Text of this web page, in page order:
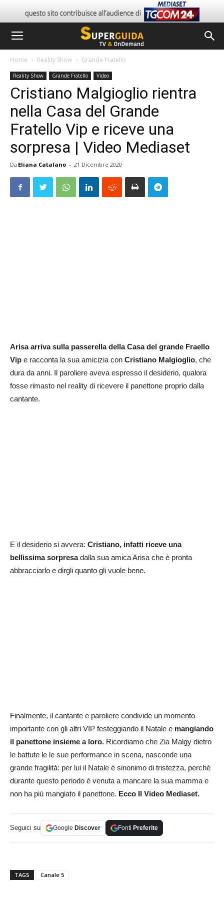
Home Reality Show Grande Fratello
Reality Show Grande Fratello Video
Cristiano Malgioglio rientra
nella Casa del Grande
Fratello Vip e riceve una
sorpresa | Video Mediaset
Da Eliana Catalano - 21 Dicembre 2020
Arisa arriva sulla passerella della Casa del grande Fraello
Vip e racconta la sua amicizia con Cristiano Malgioglio, che
dura da anni. Il paroliere aveva espresso il desiderio, qualora
fosse rimasto nel reality di ricevere il panettone proprio dalla
cantante.
E il desiderio si avvera: Cristiano, infatti riceve una
bellissima sorpresadalla sua amica Arisa che è pronta
abbracciarlo e dirgli quanto gli vuole bene.
Finalmente, il cantante e paroliere condivide un momento
importante con gli altri VIP festeggiando il Natale e mangiando
il panettone insieme a loro. Ricordiamo che Zia Malgy dietro
le battute le le sue performance in scena, nasconde una
grande fragilità: per lui il Natale è sinonimo di tristezza, perchè
durante questo periodo è venuta a mancare la sua mamma e
non ha più mangiato il panettone. Ecco Il Video Mediaset.
Seguici su Google Discover Fonti Preferite
TAGS Canale 5